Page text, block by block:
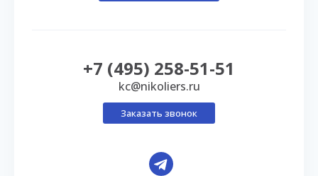
+7 (495) 258-51-51
kc@nikoliers.ru
Заказать звонок